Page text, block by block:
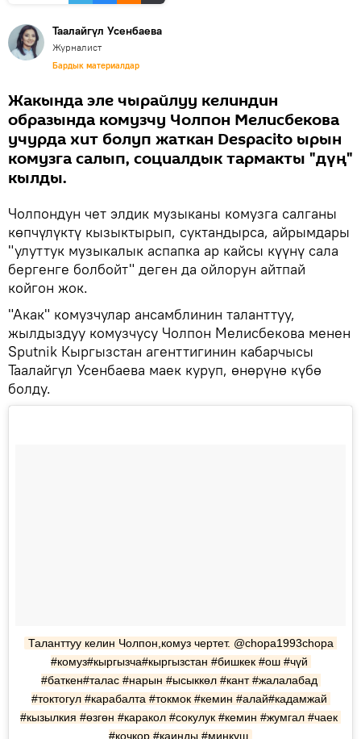
Таалайгүл Усенбаева
Журналист
Бардык материалдар
Жакында эле чырайлуу келиндин
образында комузчу Чолпон Мелисбекова
учурда хит болуп жаткан Despacito ырын
комузга салып, социалдык тармакты "дүң"
кылды.
Чолпондун чет элдик музыканы комузга салганы
көпчүлүктү кызыктырып, суктандырса, айрымдары
"улуттук музыкалык аспапка ар кайсы күүнү сала
бергенге болбойт" деген да ойлорун айтпай
койгон жок.
"Акак" комузчулар ансамблинин таланттуу,
жылдыздуу комузчусу Чолпон Мелисбекова менен
Sputnik Кыргызстан агенттигинин кабарчысы
Таалайгүл Усенбаева маек куруп, өнөрүнө күбө
болду.
Таланттуу келин Чолпон,комуз чертет. @chopa1993chopa
#комуз#кыргызча#кыргызстан #бишкек #ош #чүй
#баткен#талас #нарын #ысыккөл #кант #жалалабад
#токтогул #карабалта #токмок #кемин #алай#кадамжай
#кызылкия #өзгөн #каракол #сокулук #кемин #жумгал #чаек
#кочкор #каинды #миңкуш